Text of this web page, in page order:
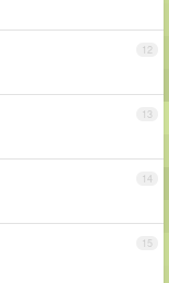
12
13
14
15